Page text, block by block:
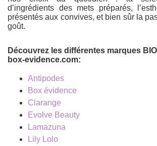
d’ingrédients des mets préparés,
présentés aux convives, et bien sûr la
goût.
Découvrez les différentes marques
box-evidence.com:
Antipodes
Box évidence
Clarange
Evolve Beauty
Lamazuna
Lily Lolo